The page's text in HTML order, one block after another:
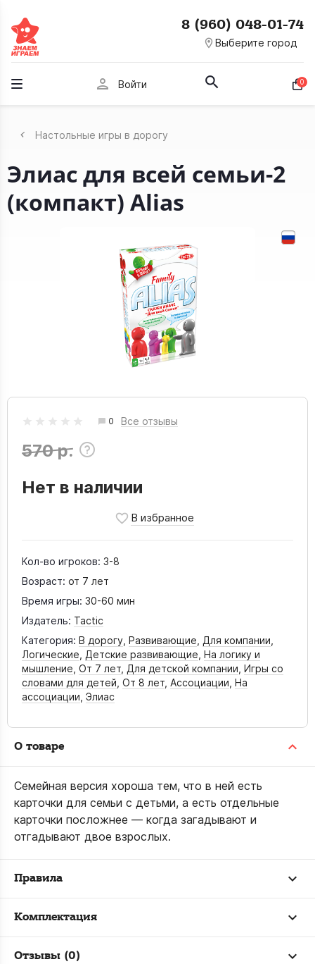
room Выберите город
8 (960) 048-01-74
person Войти 0
Настольные игры в дорогу
Элиас для всей семьи-2
(компакт) Alias
0 Все отзывы
570 р.
Нет в наличии
Кол-во игроков: 3-8
Возраст: от 7 лет
Время игры: 30-60 мин
Издатель: Tactic
Категория: В дорогу Развивающие Для компании
Логические Детские развивающие На логику и
мышление От 7 лет Для детской компании Игры со
словами для детей От 8 лет Ассоциации На
ассоциации Элиас
О товаре
Семейная версия хороша тем, что в ней есть
карточки для семьи с детьми, а есть отдельные
карточки посложнее — когда загадывают и
отгадывают двое взрослых.
Правила
Комплектация
Отзывы (0)